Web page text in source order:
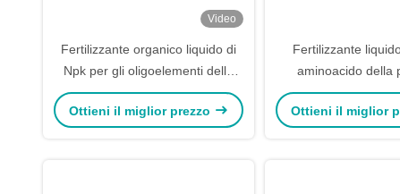
Video
Fertilizzante organico liquido di
Npk per gli oligoelementi delle
radici delle piante inclusi
Ottieni il miglior prezzo
Fertilizzante
aminoacido della
complesso liquido
Ottieni il miglior